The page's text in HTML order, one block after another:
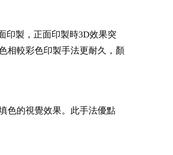
印製，正面印製時3D效果突
相較彩色印製手法更耐久，顏
色的視覺效果。此手法優點